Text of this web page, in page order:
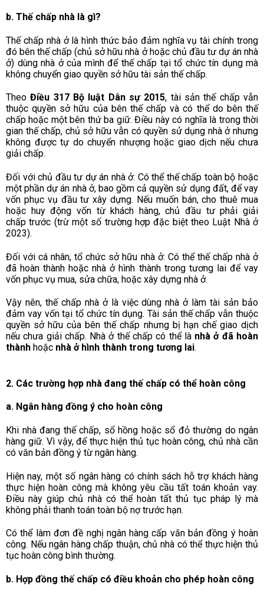
b. Thế chấp nhà là gì?
Thế chấp nhà ở là hình thức bảo đảm nghĩa vụ tài chính trong
đó bên thế chấp (chủ sở hữu nhà ở hoặc chủ đầu tư dự án nhà
ở) dùng nhà ở của mình để thế chấp tại tổ chức tín dụng mà
không chuyển giao quyền sở hữu tài sản thế chấp.
TheoĐiều 317 Bộ luật Dân sự 2015, tài sản thế chấp vẫn
thuộc quyền sở hữu của bên thế chấp và có thể do bên thế
chấp hoặc một bên thứ ba giữ. Điều này có nghĩa là trong thời
gian thế chấp, chủ sở hữu vẫn có quyền sử dụng nhà ở nhưng
không được tự do chuyển nhượng hoặc giao dịch nếu chưa
giải chấp.
Đối với chủ đầu tư dự án nhà ở: Có thể thế chấp toàn bộ hoặc
một phần dự án nhà ở, bao gồm cả quyền sử dụng đất, để vay
vốn phục vụ đầu tư xây dựng. Nếu muốn bán, cho thuê mua
hoặc huy động vốn từ khách hàng, chủ đầu tư phải giải
chấp trước (trừ một số trường hợp đặc biệt theo Luật Nhà ở
2023).
Đối với cá nhân, tổ chức sở hữu nhà ở: Có thể thế chấp nhà ở
đã hoàn thành hoặc nhà ở hình thành trong tương lai để vay
vốn phục vụ mua, sửa chữa, hoặc xây dựng nhà ở.
Vậy nên, thế chấp nhà ở là việc dùng nhà ở làm tài sản bảo
đảm vay vốn tại tổ chức tín dụng. Tài sản thế chấp vẫn thuộc
quyền sở hữu của bên thế chấp nhưng bị hạn chế giao dịch
nếu chưa giải chấp. Nhà ở thế chấp có thể là nhà ở đã hoàn
thành hoặc nhà ở hình thành trong tương lai.
2. Các trường hợp nhà đang thế chấp có thể hoàn công
a. Ngân hàng đồng ý cho hoàn công
Khi nhà đang thế chấp, sổ hồng hoặc sổ đỏ thường do ngân
hàng giữ. Vì vậy, để thực hiện thủ tục hoàn công, chủ nhà cần
có văn bản đồng ý từ ngân hàng.
Hiện nay, một số ngân hàng có chính sách hỗ trợ khách hàng
thực hiện hoàn công mà không yêu cầu tất toán khoản vay.
Điều này giúp chủ nhà có thể hoàn tất thủ tục pháp lý mà
không phải thanh toán toàn bộ nợ trước hạn.
Có thể làm đơn đề nghị ngân hàng cấp văn bản đồng ý hoàn
công. Nếu ngân hàng chấp thuận, chủ nhà có thể thực hiện thủ
tục hoàn công bình thường.
b. Hợp đồng thế chấp có điều khoản cho phép hoàn công